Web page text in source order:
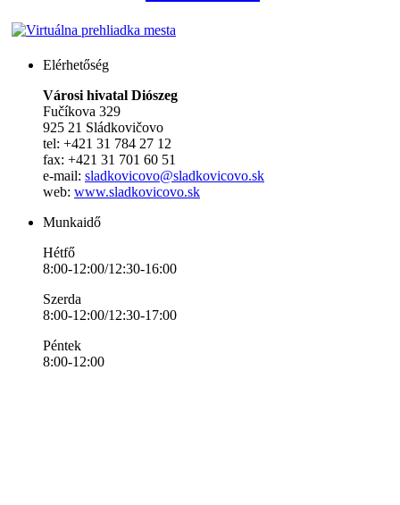
Elérhetőség
Városi hivatal Diószeg
Fučíkova 329
925 21 Sládkovičovo
tel: +421 31 784 27 12
fax: +421 31 701 60 51
e-mail: sladkovicovo@sladkovicovo.sk
web: www.sladkovicovo.sk
Munkaidő
Hétfő
8:00-12:00/12:30-16:00
Szerda
8:00-12:00/12:30-17:00
Péntek
8:00-12:00